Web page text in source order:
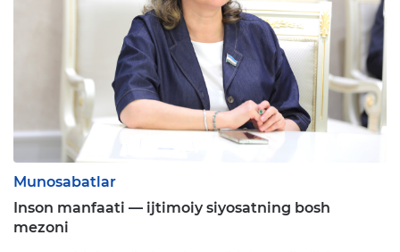
Munosabatlar
Inson manfaati — ijtimoiy siyosatning bosh
mezoni